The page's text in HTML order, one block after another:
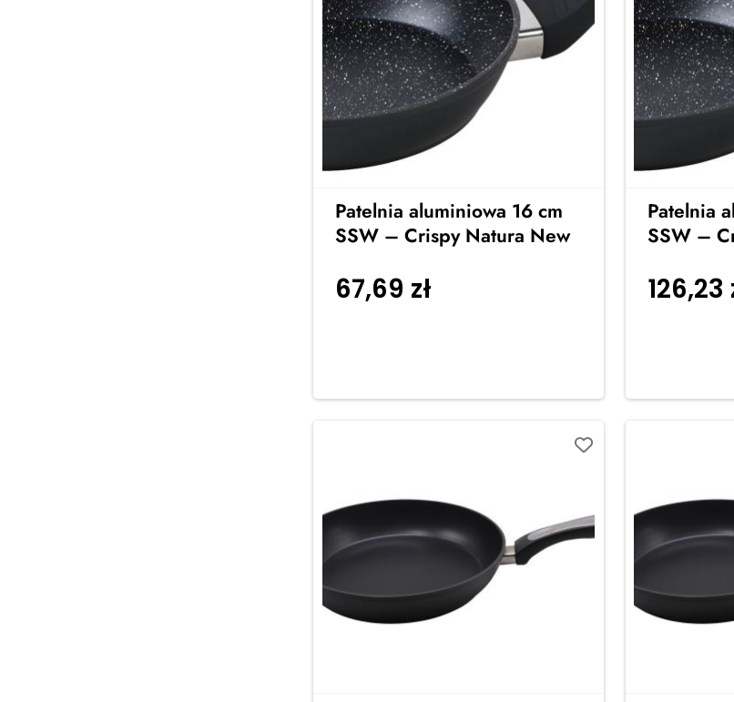
Patelnia aluminiowa 16 cm
SSW – Crispy Natura New
67,69 zł
Patelnia
SSW –
126,23